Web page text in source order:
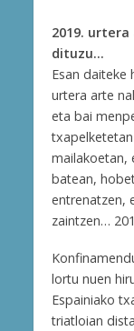
2019.
dituzu…
Esan daiteke
urtera arte
eta bai
mailakoetan,
batean,
entrenatzen,
zaintzen…
lortu nuen
Espainiako
triatloian